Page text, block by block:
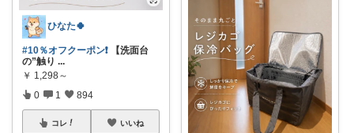
ひなた🍀
#10％オフクーポン❗️ 【洗面台
の”触り ...
￥ 1,298～
0 1 894
コレ いいね